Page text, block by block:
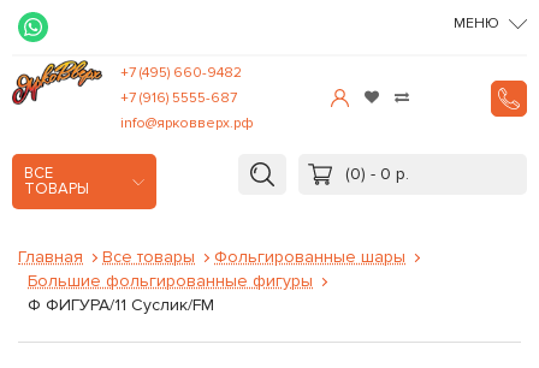
МЕНЮ
+7 (495) 660-9482
+7 (916) 5555-687
info@ярковверх.рф
ВСЕ
ТОВАРЫ
(0) - 0 р.
Главная Все товары
Фольгированные шары
Большие фольгированные фигуры
Ф ФИГУРА/11 Суслик/FM